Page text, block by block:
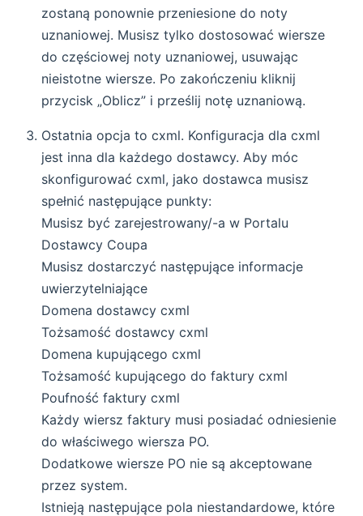
zostaną ponownie przeniesione do noty
uznaniowej. Musisz tylko dostosować wiersze
do częściowej noty uznaniowej, usuwając
nieistotne wiersze. Po zakończeniu kliknij
przycisk „Oblicz” i prześlij notę uznaniową.
Ostatnia opcja to cxml. Konfiguracja dla cxml
jest inna dla każdego dostawcy. Aby móc
skonfigurować cxml, jako dostawca musisz
spełnić następujące punkty:
Musisz być zarejestrowany/-a w Portalu
Dostawcy Coupa
Musisz dostarczyć następujące informacje
uwierzytelniające
Domena dostawcy cxml
Tożsamość dostawcy cxml
Domena kupującego cxml
Tożsamość kupującego do faktury cxml
Poufność faktury cxml
Każdy wiersz faktury musi posiadać odniesienie
do właściwego wiersza PO.
Dodatkowe wiersze PO nie są akceptowane
przez system.
Istnieją następujące pola niestandardowe, które